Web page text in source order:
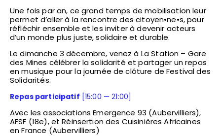
Une fois par an, ce grand temps de mobilisation leur
permet d’aller à la rencontre des citoyen•ne•s, pour
réfléchir ensemble et les inviter à devenir acteurs
d’un monde plus juste, solidaire et durable.
Le dimanche 3 décembre, venez à La Station – Gare
des Mines célébrer la solidarité et partager un repas
en musique pour la journée de clôture de Festival des
Solidarités.
Repas participatif [15:00 — 21:00]
Avec les associations Emergence 93 (Aubervilliers),
AFSF (18e), et Réinsertion des Cuisinières Africaines
en France (Aubervilliers)